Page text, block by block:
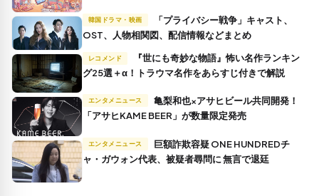
韓国ドラマ・映画
OST、人物相関図、配信情報などまとめ
レコメンド
グ25選＋α！トラウマ名作をあらすじ付きで解説
エンタメニュース
「アサヒKAME BEER」が数量限定発売
エンタメニュース
ャ・ガウォン代表、被疑者尋問に 無言で退廷